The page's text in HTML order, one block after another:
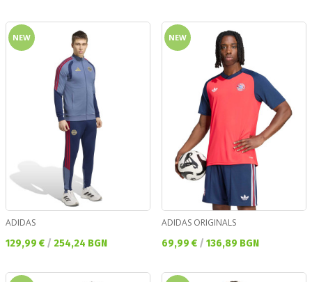
NEW
ADIDAS
Текуща цена:
129,99 € / 254,24 BGN
NEW
ADIDAS ORIGINALS
Текуща цена:
69,99 € / 136,89 BGN